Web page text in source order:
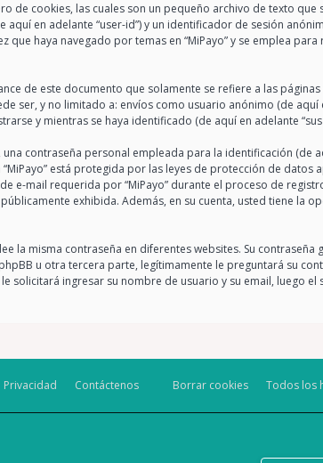
de cookies, las cuales son un pequeño archivo de texto que
en adelante “user-id”) y un identificador de sesión
haya navegado por temas en “MiPayo” y se emplea para
de este documento que solamente se refiere a las
ser, y no limitado a: envíos como usuario anónimo (de aquí
y mientras se haya identificado (de aquí en adelante “sus
contraseña personal empleada para la identificación (de
está protegida por las leyes de protección de datos
e-mail requerida por “MiPayo” durante el proceso de
exhibida. Además, en su cuenta, usted tiene la
la misma contraseña en diferentes websites. Su contraseña
u otra tercera parte, legítimamente le preguntará su
solicitará ingresar su nombre de usuario y su email, luego el
Todos los
Borrar cookies
Contáctenos
Privacidad